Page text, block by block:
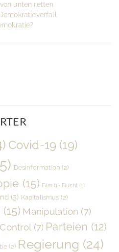
unten retten
Covid-19 (19)
Desinformation (2)
(15) Film (1) Flucht (1)
(3) Kapitalismus (2)
(15) Manipulation (7)
(7) Parteien (12)
(2) Regierung (24)